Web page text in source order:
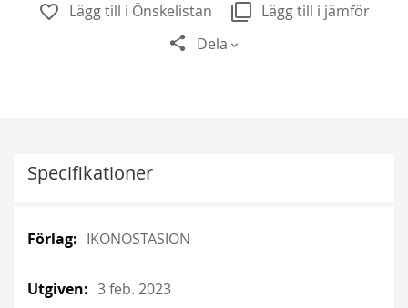
Lägg till i Önskelistan
Lägg till i jämför
Dela
Specifikationer
InformationIKONOSTASION
3 feb. 2023